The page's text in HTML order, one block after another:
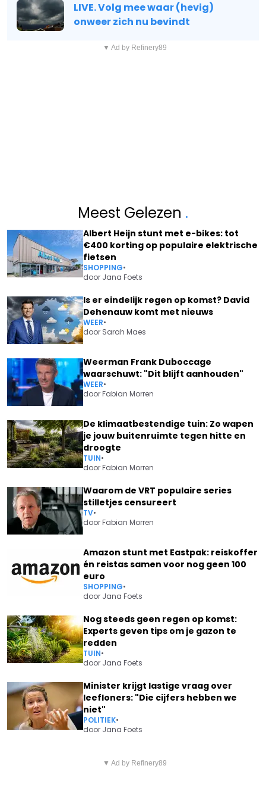
LIVE. Volg mee waar (hevig)
onweer zich nu bevindt
▼ Ad by Refinery89
Meest Gelezen .
Albert Heijn stunt met e-bikes: tot
€400 korting op populaire elektrische
fietsen
SHOPPING•
door Jana Foets
Is er eindelijk regen op komst? David
Dehenauw komt met nieuws
WEER•
door Sarah Maes
Weerman Frank Duboccage
waarschuwt: "Dit blijft aanhouden"
WEER•
doorFabian Morren
De klimaatbestendige tuin: Zo wapen
je jouw buitenruimte tegen hitte en
droogte
TUIN•
doorFabian Morren
Waarom de VRT populaire series
stilletjes censureert
TV•
doorFabian Morren
Amazon stunt met Eastpak: reiskoffer
én reistas samen voor nog geen 100
euro
SHOPPING•
door Jana Foets
Nog steeds geen regen op komst:
Experts geven tips om je gazon te
redden
TUIN•
door Jana Foets
Minister krijgt lastige vraag over
leefloners: "Die cijfers hebben we
niet"
POLITIEK•
door Jana Foets
ALDI BOUWT IN DEZE STAD
▼ Ad by Refinery89